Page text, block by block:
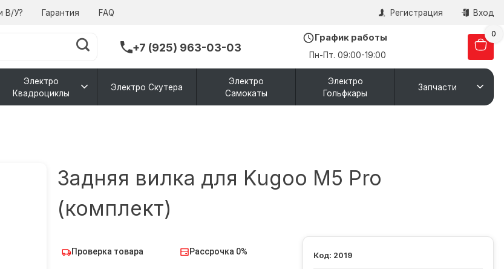
В/У? Гарантия FAQ Регистрация Вход
+7 (925) 963-03-03
График работы
Пн-Пт. 09:00-19:00
0
Электро
Квадроциклы
Электро Скутера
Электро
Самокаты
Электро
Гольфкары
Запчасти
Задняя вилка для Kugoo M5 Pro
(комплект)
Проверка товара Рассрочка 0% 2019